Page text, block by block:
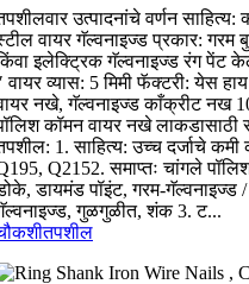
उत्पादनांचे वर्णन साहित्य:
वायर गॅल्वनाइज्ड प्रकार: गरम
इलेक्ट्रिक गॅल्वनाइज्ड रंग पेंट
वायर व्यास: 5 मिमी फॅक्टरी: येस
नखे, गॅल्वनाइज्ड काँक्रीट नख 10
कॉमन वायर नखे
1. साहित्य: उच्च दर्जाचे कमी
Q2152. समाप्तः चांगले
डायमंड पॉइंट, गरम-गॅल्वनाइज्ड
गुळगुळीत, शंक 3. ट...
तपशील